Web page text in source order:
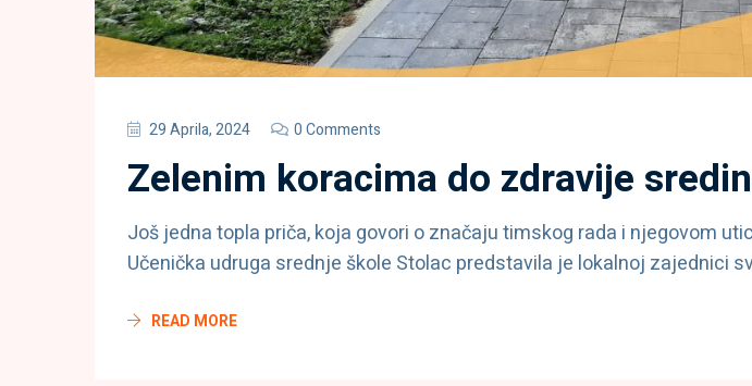
29 Aprila, 2024 0 Comments
Zelenim koracima do zdravije
Još jedna topla priča, koja govori o značaju timskog rada i njegovom
Učenička udruga srednje škole Stolac predstavila je lokalnoj zajednici
READ MORE